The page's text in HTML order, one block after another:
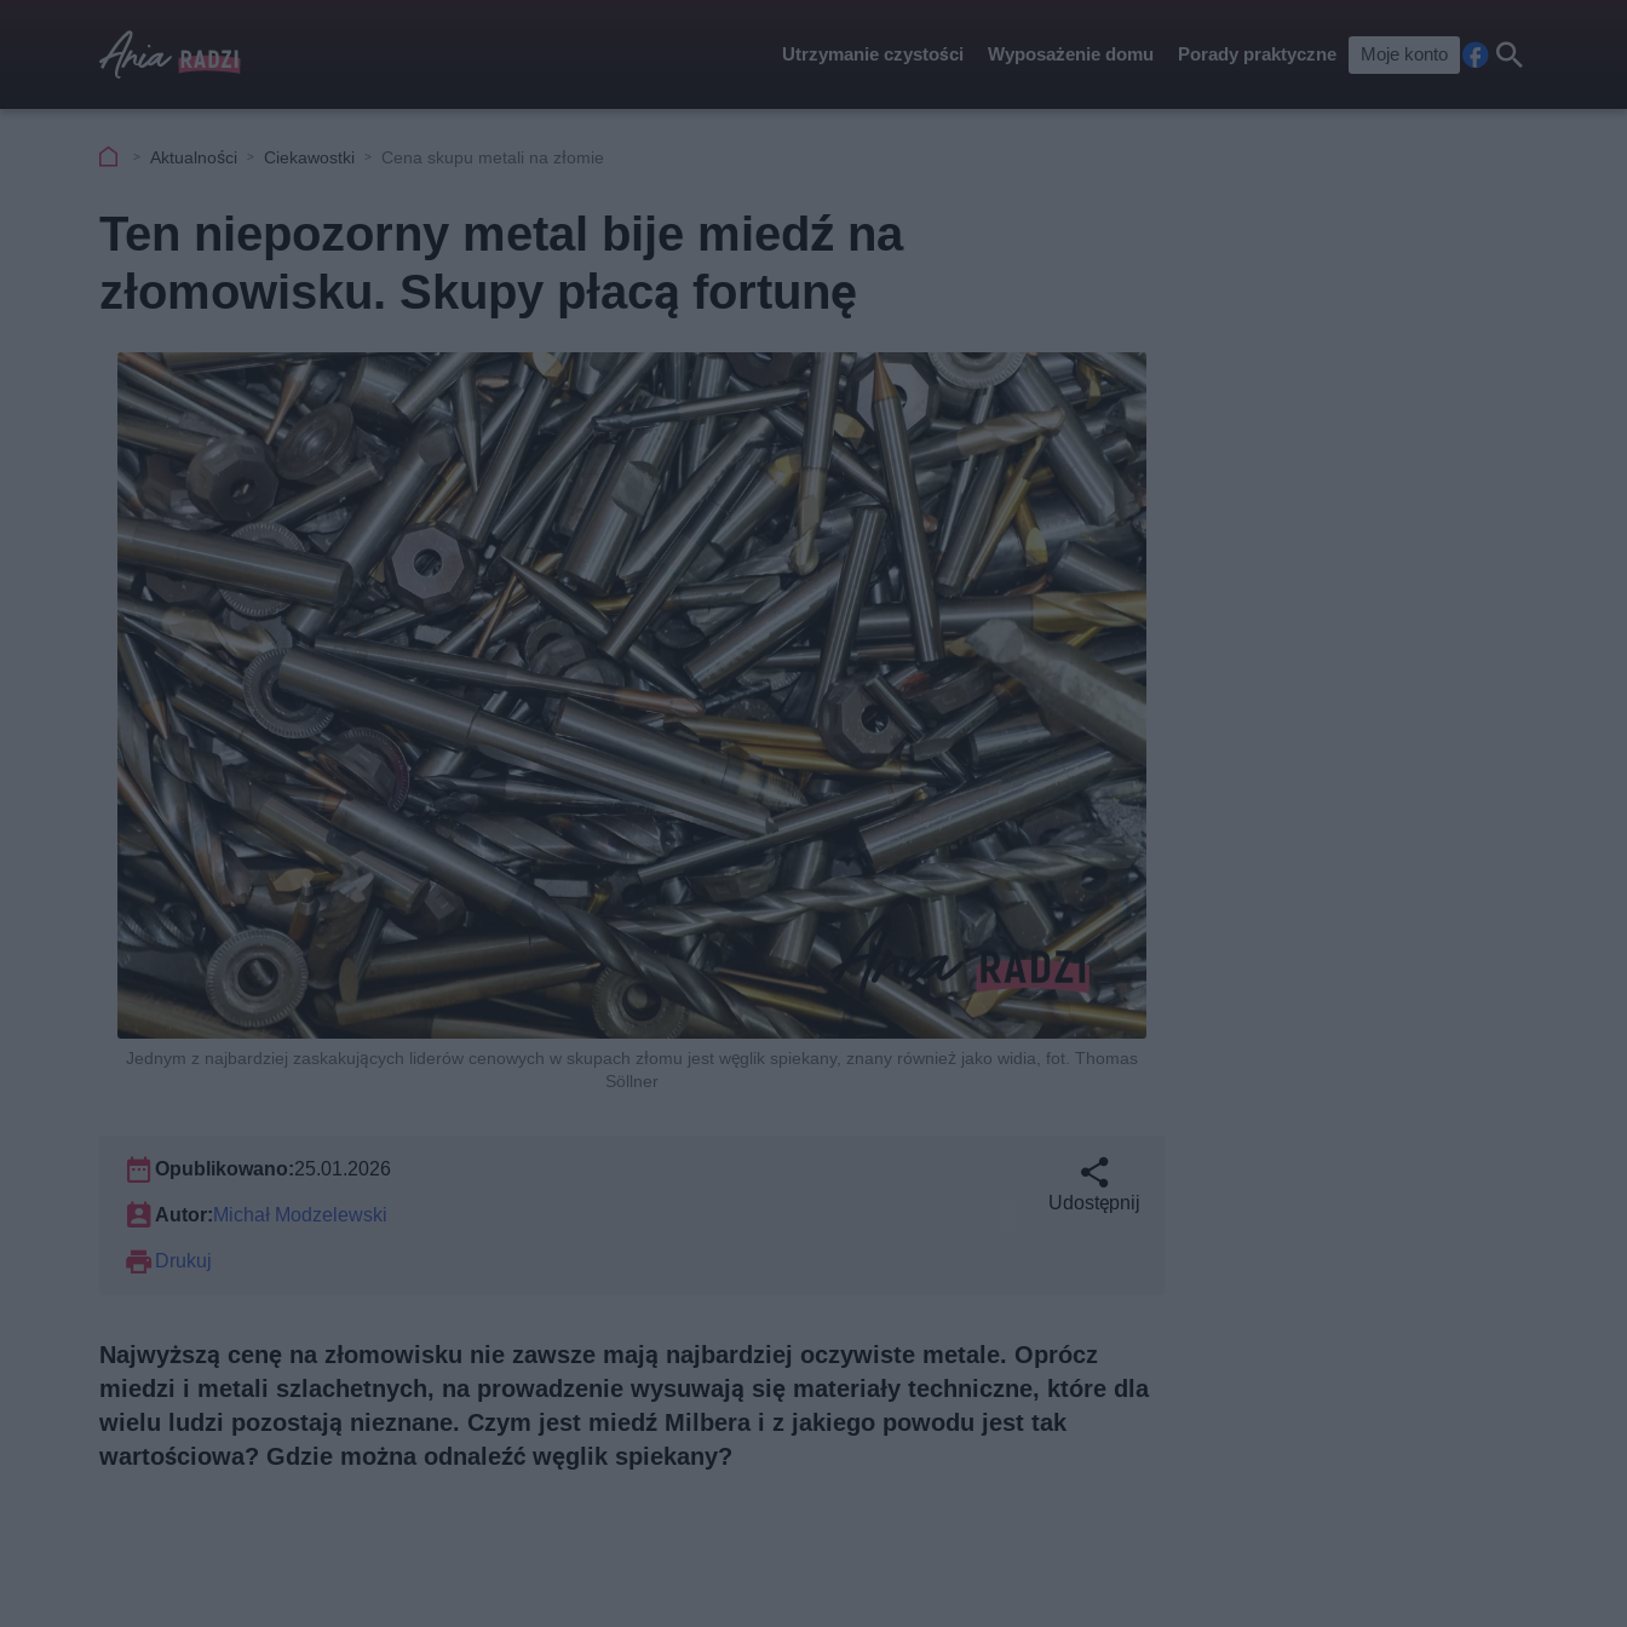
Utrzymanie czystości Wyposażenie domu Porady praktyczne Moje konto
cebkaj
Aktualności Ciekawostki Cena skupu metali na złomie
Ten niepozorny metal bije miedź na
złomowisku. Skupy płacą fortunę
Jednym z najbardziej zaskakujących liderów cenowych w skupach złomu jest węglik spiekany, znany również jako widia, fot. Thomas
Söllner
Opublikowano:25.01.2026
Autor:Michał Modzelewski
Drukuj
Udostępnij
Najwyższą cenę na złomowisku nie zawsze mają najbardziej oczywiste metale. Oprócz
miedzi i metali szlachetnych, na prowadzenie wysuwają się materiały techniczne, które dla
wielu ludzi pozostają nieznane. Czym jest miedź Milbera i z jakiego powodu jest tak
wartościowa? Gdzie można odnaleźć węglik spiekany?